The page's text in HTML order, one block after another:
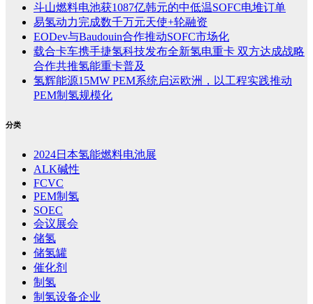
斗山燃料电池获1087亿韩元的中低温SOFC电堆订单
易氢动力完成数千万元天使+轮融资
EODev与Baudouin合作推动SOFC市场化
载合卡车携手捷氢科技发布全新氢电重卡 双方达成战略
合作共推氢能重卡普及
氢辉能源15MW PEM系统启运欧洲，以工程实践推动
PEM制氢规模化
分类
2024日本氢能燃料电池展
ALK碱性
FCVC
PEM制氢
SOEC
会议展会
储氢
储氢罐
催化剂
制氢
制氢设备企业